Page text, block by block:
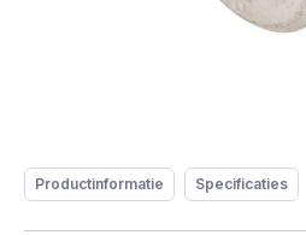
Productinformatie Specificaties